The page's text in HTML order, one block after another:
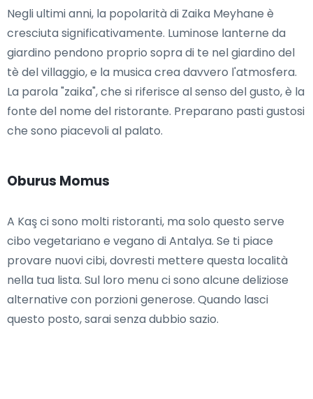
Negli ultimi anni, la popolarità di Zaika Meyhane è
cresciuta significativamente. Luminose lanterne da
giardino pendono proprio sopra di te nel giardino del
tè del villaggio, e la musica crea davvero l'atmosfera.
La parola "zaika", che si riferisce al senso del gusto, è la
fonte del nome del ristorante. Preparano pasti gustosi
che sono piacevoli al palato.
Oburus Momus
A Kaş ci sono molti ristoranti, ma solo questo serve
cibo vegetariano e vegano di Antalya. Se ti piace
provare nuovi cibi, dovresti mettere questa località
nella tua lista. Sul loro menu ci sono alcune deliziose
alternative con porzioni generose. Quando lasci
questo posto, sarai senza dubbio sazio.